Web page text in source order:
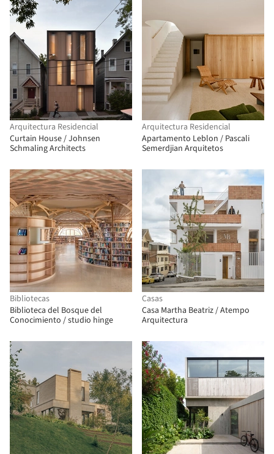
Arquitectura Residencial
Curtain House / Johnsen
Schmaling Architects
Arquitectura Residencial
Apartamento Leblon / Pascali
Semerdjian Arquitetos
Bibliotecas
Biblioteca del Bosque del
Conocimiento / studio hinge
Casas
Casa Martha Beatriz / Atempo
Arquitectura